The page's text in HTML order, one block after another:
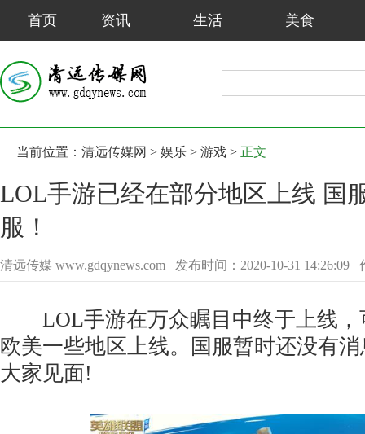
首页 资讯 生活 美食
当前位置： 清远传媒网 > 娱乐 > 游戏 > 正文
LOL手游已经在部分地区上线 国
服！
清远传媒 www.gdqynews.com 发布时间：2020-10-31 14:26:09
LOL手游在万众瞩目中终于上线，
欧美一些地区上线。国服暂时还没有
大家见面!